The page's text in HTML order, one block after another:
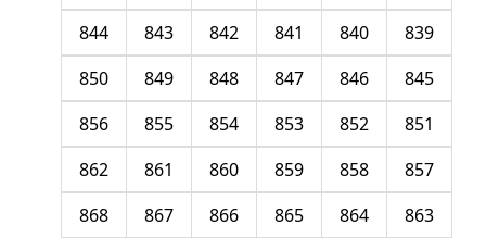
839
840
841
842
843
844
845
846
847
848
849
850
851
852
853
854
855
856
857
858
859
860
861
862
863
864
865
866
867
868